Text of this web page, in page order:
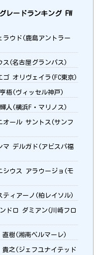
レードランキング FW
ラウド(鹿島アントラー
ス(名古屋グランパス)
ゴ オリヴェイラ(FC東京)
梧(ヴィッセル神戸)
人(横浜F・マリノス)
オール サントス(サンフ
マ デルガド(アビスパ福
シウス アラウージョ(モ
ティアーノ(柏レイソル)
ドロ ダミアン(川崎フロ
直樹(湘南ベルマーレ)
之(ジェフユナイテッド